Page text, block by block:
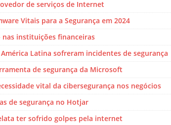
de serviços de Internet
Vitais para a Segurança em 2024
nas instituições financeiras
Latina sofreram incidentes de segurança
de segurança da Microsoft
vital da cibersegurança nos negócios
de segurança no Hotjar
ter sofrido golpes pela internet